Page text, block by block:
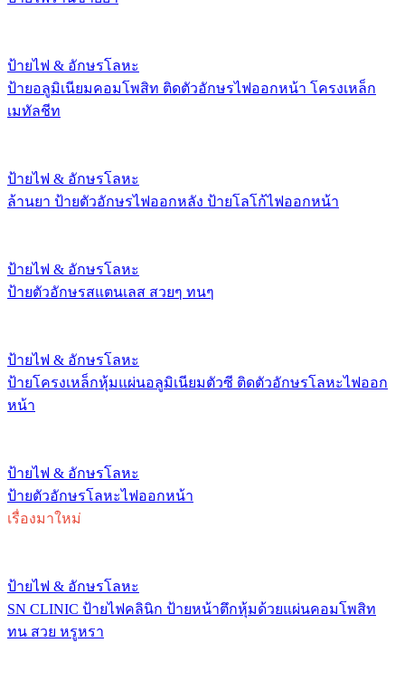
ป้ายไฟ & อักษรโลหะ
ป้ายอลูมิเนียมคอมโพสิท ติดตัวอักษรไฟออกหน้า โครงเหล็ก
เมทัลชีท
ป้ายไฟ & อักษรโลหะ
ล้านยา ป้ายตัวอักษรไฟออกหลัง ป้ายโลโก้ไฟออกหน้า
ป้ายไฟ & อักษรโลหะ
ป้ายตัวอักษรสแตนเลส สวยๆ ทนๆ
ป้ายไฟ & อักษรโลหะ
ป้ายโครงเหล็กหุ้มแผ่นอลูมิเนียมตัวซี ติดตัวอักษรโลหะไฟออก
หน้า
ป้ายไฟ & อักษรโลหะ
ป้ายตัวอักษรโลหะไฟออกหน้า
เรื่องมาใหม่
ป้ายไฟ & อักษรโลหะ
SN CLINIC ป้ายไฟคลินิก ป้ายหน้าตึกหุ้มด้วยแผ่นคอมโพสิท
ทน สวย หรูหรา